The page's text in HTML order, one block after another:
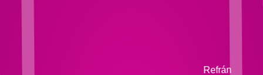
Refrán